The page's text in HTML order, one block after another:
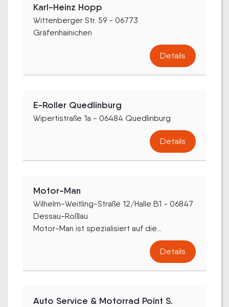
Karl-Heinz Hopp
Wittenberger Str. 59 - 06773
Gräfenhainichen
Details
E-Roller Quedlinburg
Wipertistraße 1a - 06484 Quedlinburg
Details
Motor-Man
Wilhelm-Weitling-Straße 12/Halle B1 - 06847
Dessau-Roßlau
Motor-Man ist spezialisiert auf die...
Details
Auto Service & Motorrad Point S.